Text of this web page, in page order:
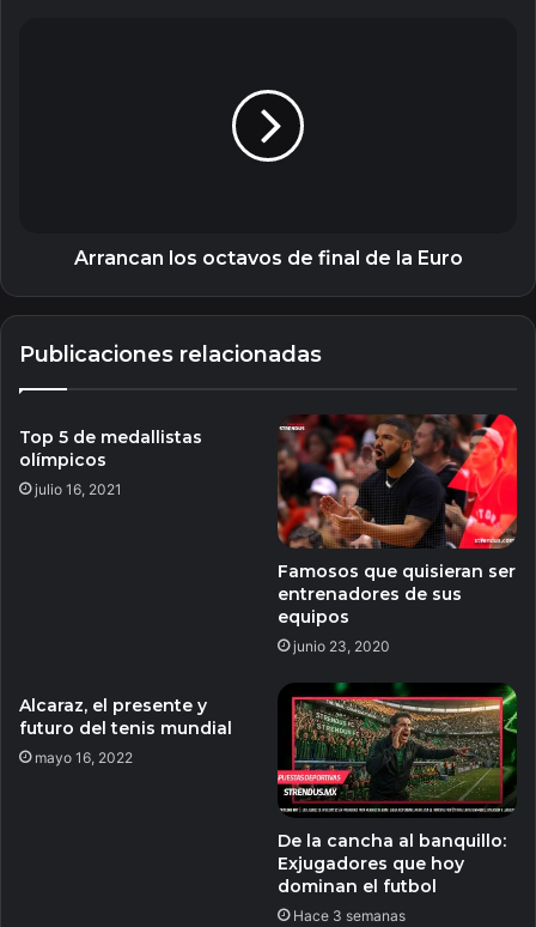
Arrancan los octavos de final de la Euro
Publicaciones relacionadas
Top 5 de medallistas
olímpicos
julio 16, 2021
Famosos que quisieran ser
entrenadores de sus
equipos
junio 23, 2020
Alcaraz, el presente y
futuro del tenis mundial
mayo 16, 2022
De la cancha al banquillo:
Exjugadores que hoy
dominan el futbol
Hace 3 semanas